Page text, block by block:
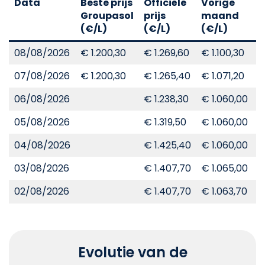
Groupasol
(€/L)
prijs
(€/L)
maand
(€/L)
08/08/2026
€ 1.200,30 € 1.269,60 € 1.100,30
07/08/2026
€ 1.200,30 € 1.265,40 € 1.071,20
06/08/2026
€ 1.238,30 € 1.060,00
05/08/2026
€ 1.319,50 € 1.060,00
04/08/2026
€ 1.425,40 € 1.060,00
03/08/2026
€ 1.407,70 € 1.065,00
02/08/2026
€ 1.407,70 € 1.063,70
Evolutie van de